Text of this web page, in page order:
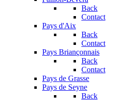
Back
Contact
Pays d'Aix
Back
Contact
Pays Briançonnais
Back
Contact
Pays de Grasse
Pays de Seyne
Back